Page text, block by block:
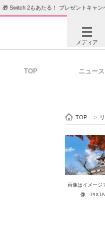
🎁 Switch 2もあたる！ プレゼントキャン
メディア
ビジ
ITエ
TOP ニュース
TOP >
画像はイメージ
像：PIXTA